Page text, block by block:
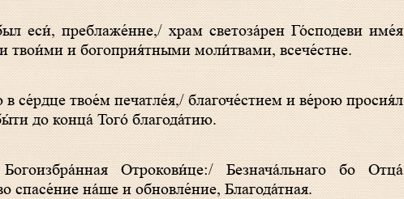
твои́ми и богоприя́тными моли́твами, всече́стне.
до конца́ Того́ благода́тию.
Отрокови́це:/ Безнача́льнаго бо Отца́
спасе́ние на́ше и обновле́ние, Благода́тная.